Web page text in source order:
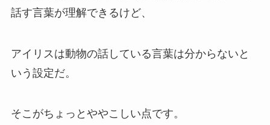
話す言葉が理解できるけど、
アイリスは動物の話している言葉は分からないと
いう設定だ。
そこがちょっとややこしい点です。